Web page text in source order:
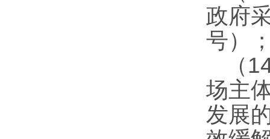
政府
号）
（
场主
发展